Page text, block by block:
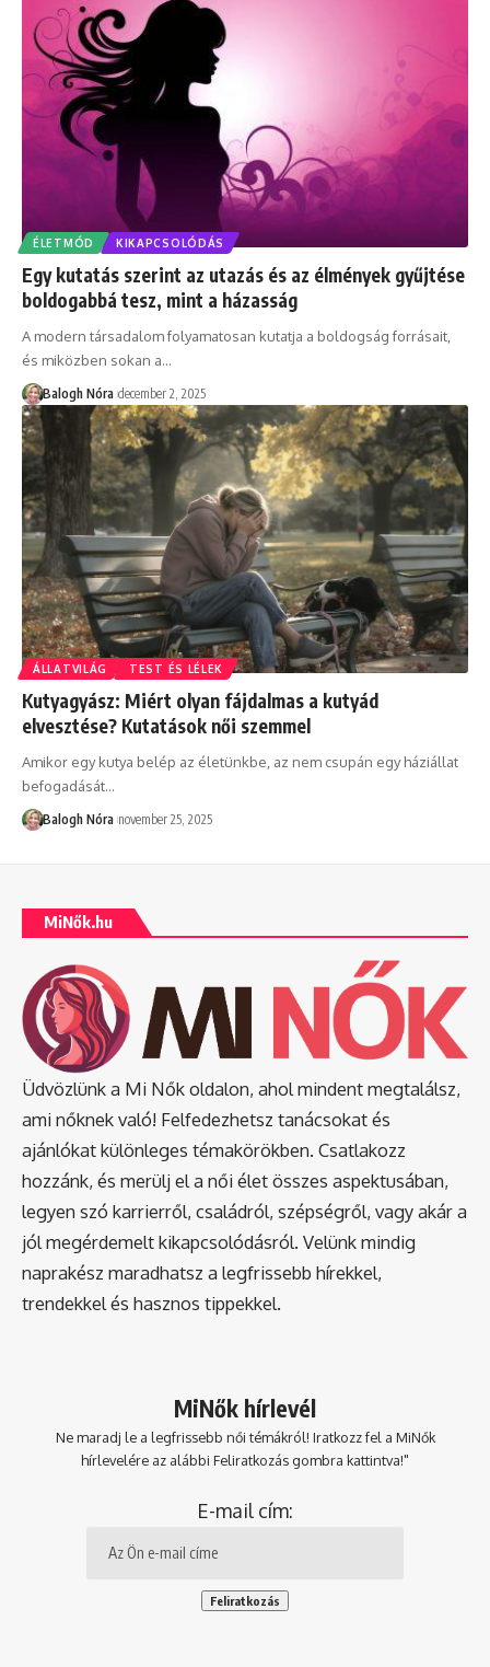
ÉLETMÓD KIKAPCSOLÓDÁS
Egy kutatás szerint az utazás és az élmények gyűjtése
boldogabbá tesz, mint a házasság
A modern társadalom folyamatosan kutatja a boldogság forrásait,
és miközben sokan a…
Balogh Nóra december 2, 2025
ÁLLATVILÁG TEST ÉS LÉLEK
Kutyagyász: Miért olyan fájdalmas a kutyád
elvesztése? Kutatások női szemmel
Amikor egy kutya belép az életünkbe, az nem csupán egy háziállat
befogadását…
Balogh Nóra november 25, 2025
MiNők.hu
Üdvözlünk a Mi Nők oldalon, ahol mindent megtalálsz,
ami nőknek való! Felfedezhetsz tanácsokat és
ajánlókat különleges témakörökben. Csatlakozz
hozzánk, és merülj el a női élet összes aspektusában,
legyen szó karrierről, családról, szépségről, vagy akár a
jól megérdemelt kikapcsolódásról. Velünk mindig
naprakész maradhatsz a legfrissebb hírekkel,
trendekkel és hasznos tippekkel.
MiNők hírlevél
Ne maradj le a legfrissebb női témákról! Iratkozz fel a MiNők
hírlevelére az alábbi Feliratkozás gombra kattintva!"
E-mail cím: